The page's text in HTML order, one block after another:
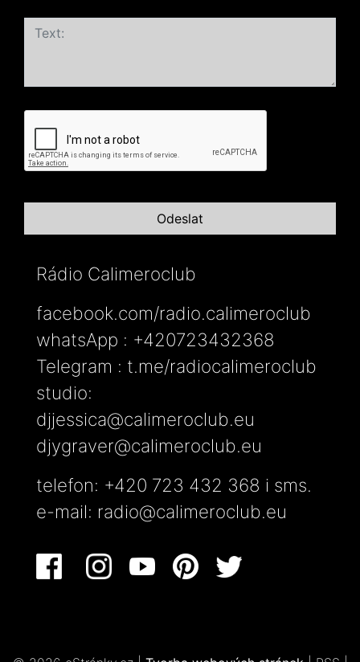
Rádio Calimeroclub
facebook.com/radio.calimeroclub
whatsApp : +420723432368
Telegram : t.me/radiocalimeroclub
studio:
djjessica@calimeroclub.eu
djygraver@calimeroclub.eu
telefon: +420 723 432 368 i sms.
e-mail: radio@calimeroclub.eu